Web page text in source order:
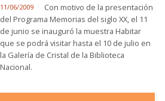
11/06/2009
Con motivo de la presentación
del Programa Memorias del siglo XX, el 11
de junio se inauguró la muestra Habitar
que se podrá visitar hasta el 10 de julio en
la Galería de Cristal de la Biblioteca
Nacional.